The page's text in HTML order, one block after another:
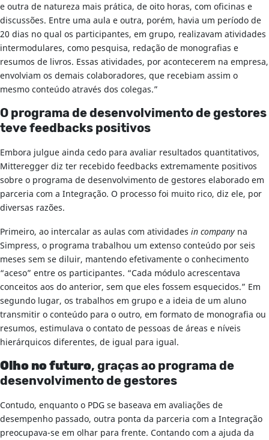
e outra de natureza mais prática, de oito horas, com oficinas e
discussões. Entre uma aula e outra, porém, havia um período de
20 dias no qual os participantes, em grupo, realizavam atividades
intermodulares, como pesquisa, redação de monografias e
resumos de livros. Essas atividades, por acontecerem na empresa,
envolviam os demais colaboradores, que recebiam assim o
mesmo conteúdo através dos colegas.”
O programa de desenvolvimento de gestores
teve feedbacks positivos
Embora julgue ainda cedo para avaliar resultados quantitativos,
Mitteregger diz ter recebido feedbacks extremamente positivos
sobre o programa de desenvolvimento de gestores elaborado em
parceria com a Integração. O processo foi muito rico, diz ele, por
diversas razões.
Primeiro, ao intercalar as aulas com atividades in company na
Simpress, o programa trabalhou um extenso conteúdo por seis
meses sem se diluir, mantendo efetivamente o conhecimento
“aceso” entre os participantes. “Cada módulo acrescentava
conceitos aos do anterior, sem que eles fossem esquecidos.” Em
segundo lugar, os trabalhos em grupo e a ideia de um aluno
transmitir o conteúdo para o outro, em formato de monografia ou
resumos, estimulava o contato de pessoas de áreas e níveis
hierárquicos diferentes, de igual para igual.
Olho no futuro, graças ao programa de
desenvolvimento de gestores
Contudo, enquanto o PDG se baseava em avaliações de
desempenho passado, outra ponta da parceria com a Integração
preocupava-se em olhar para frente. Contando com a ajuda da